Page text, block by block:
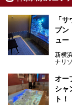
「
プン
ュー
新横
ナリ
す。
ペー
常の
は必
オー
シャ
ト！